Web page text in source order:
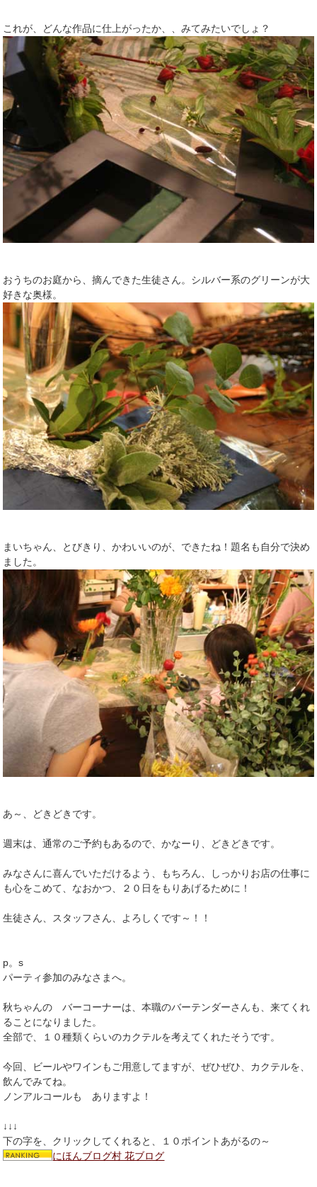
これが、どんな作品に仕上がったか、、みてみたいでしょ？
おうちのお庭から、摘んできた生徒さん。シルバー系のグリーンが大
好きな奥様。
まいちゃん、とびきり、かわいいのが、できたね！題名も自分で決め
ました。
あ～、どきどきです。
週末は、通常のご予約もあるので、かなーり、どきどきです。
みなさんに喜んでいただけるよう、もちろん、しっかりお店の仕事に
も心をこめて、なおかつ、２０日をもりあげるために！
生徒さん、スタッフさん、よろしくです～！！
p。s
パーティ参加のみなさまへ。
秋ちゃんの バーコーナーは、本職のバーテンダーさんも、来てくれ
ることになりました。
全部で、１０種類くらいのカクテルを考えてくれたそうです。
今回、ビールやワインもご用意してますが、ぜひぜひ、カクテルを、
飲んでみてね。
ノンアルコールも ありますよ！
↓↓↓
下の字を、クリックしてくれると、１０ポイントあがるの～
にほんブログ村 花ブログ